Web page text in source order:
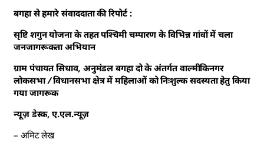
बगहा से हमारे संवाददाता की रिपोर्ट :
सृष्टि शगुन योजना के तहत पश्चिमी चम्पारण के विभिन्न गांवों में चला
जनजागरूकता अभियान
ग्राम पंचायत सिधाव, अनुमंडल बगहा दो के अंतर्गत वाल्मीकिनगर
लोकसभा / विधानसभा क्षेत्र में महिलाओं को निःशुल्क सदस्यता हेतु किया
गया जागरूक
न्यूज़ डेस्क, ए.एल.न्यूज़
– अमिट लेख